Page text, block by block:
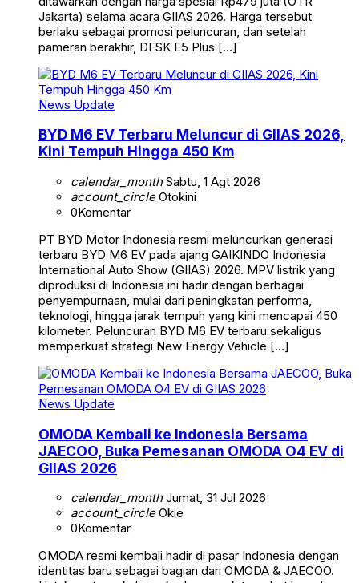
Jakarta) selama acara GIIAS 2026. Harga tersebut
berlaku sebagai promosi peluncuran, dan setelah
pameran berakhir, DFSK E5 Plus […]
News Update
BYD M6 EV Terbaru Meluncur di GIIAS 2026,
Kini Tempuh Hingga 450 Km
calendar_monthSabtu, 1 Agt 2026
account_circleOtokini
0Komentar
PT BYD Motor Indonesia resmi meluncurkan generasi
terbaru BYD M6 EV pada ajang GAIKINDO Indonesia
International Auto Show (GIIAS) 2026. MPV listrik yang
diproduksi di Indonesia ini hadir dengan berbagai
penyempurnaan, mulai dari peningkatan performa,
teknologi, hingga jarak tempuh yang kini mencapai 450
kilometer. Peluncuran BYD M6 EV terbaru sekaligus
memperkuat strategi New Energy Vehicle […]
News Update
OMODA Kembali ke Indonesia Bersama
JAECOO, Buka Pemesanan OMODA O4 EV di
GIIAS 2026
calendar_monthJumat, 31 Jul 2026
account_circleOkie
0Komentar
OMODA resmi kembali hadir di pasar Indonesia dengan
identitas baru sebagai bagian dari OMODA & JAECOO.